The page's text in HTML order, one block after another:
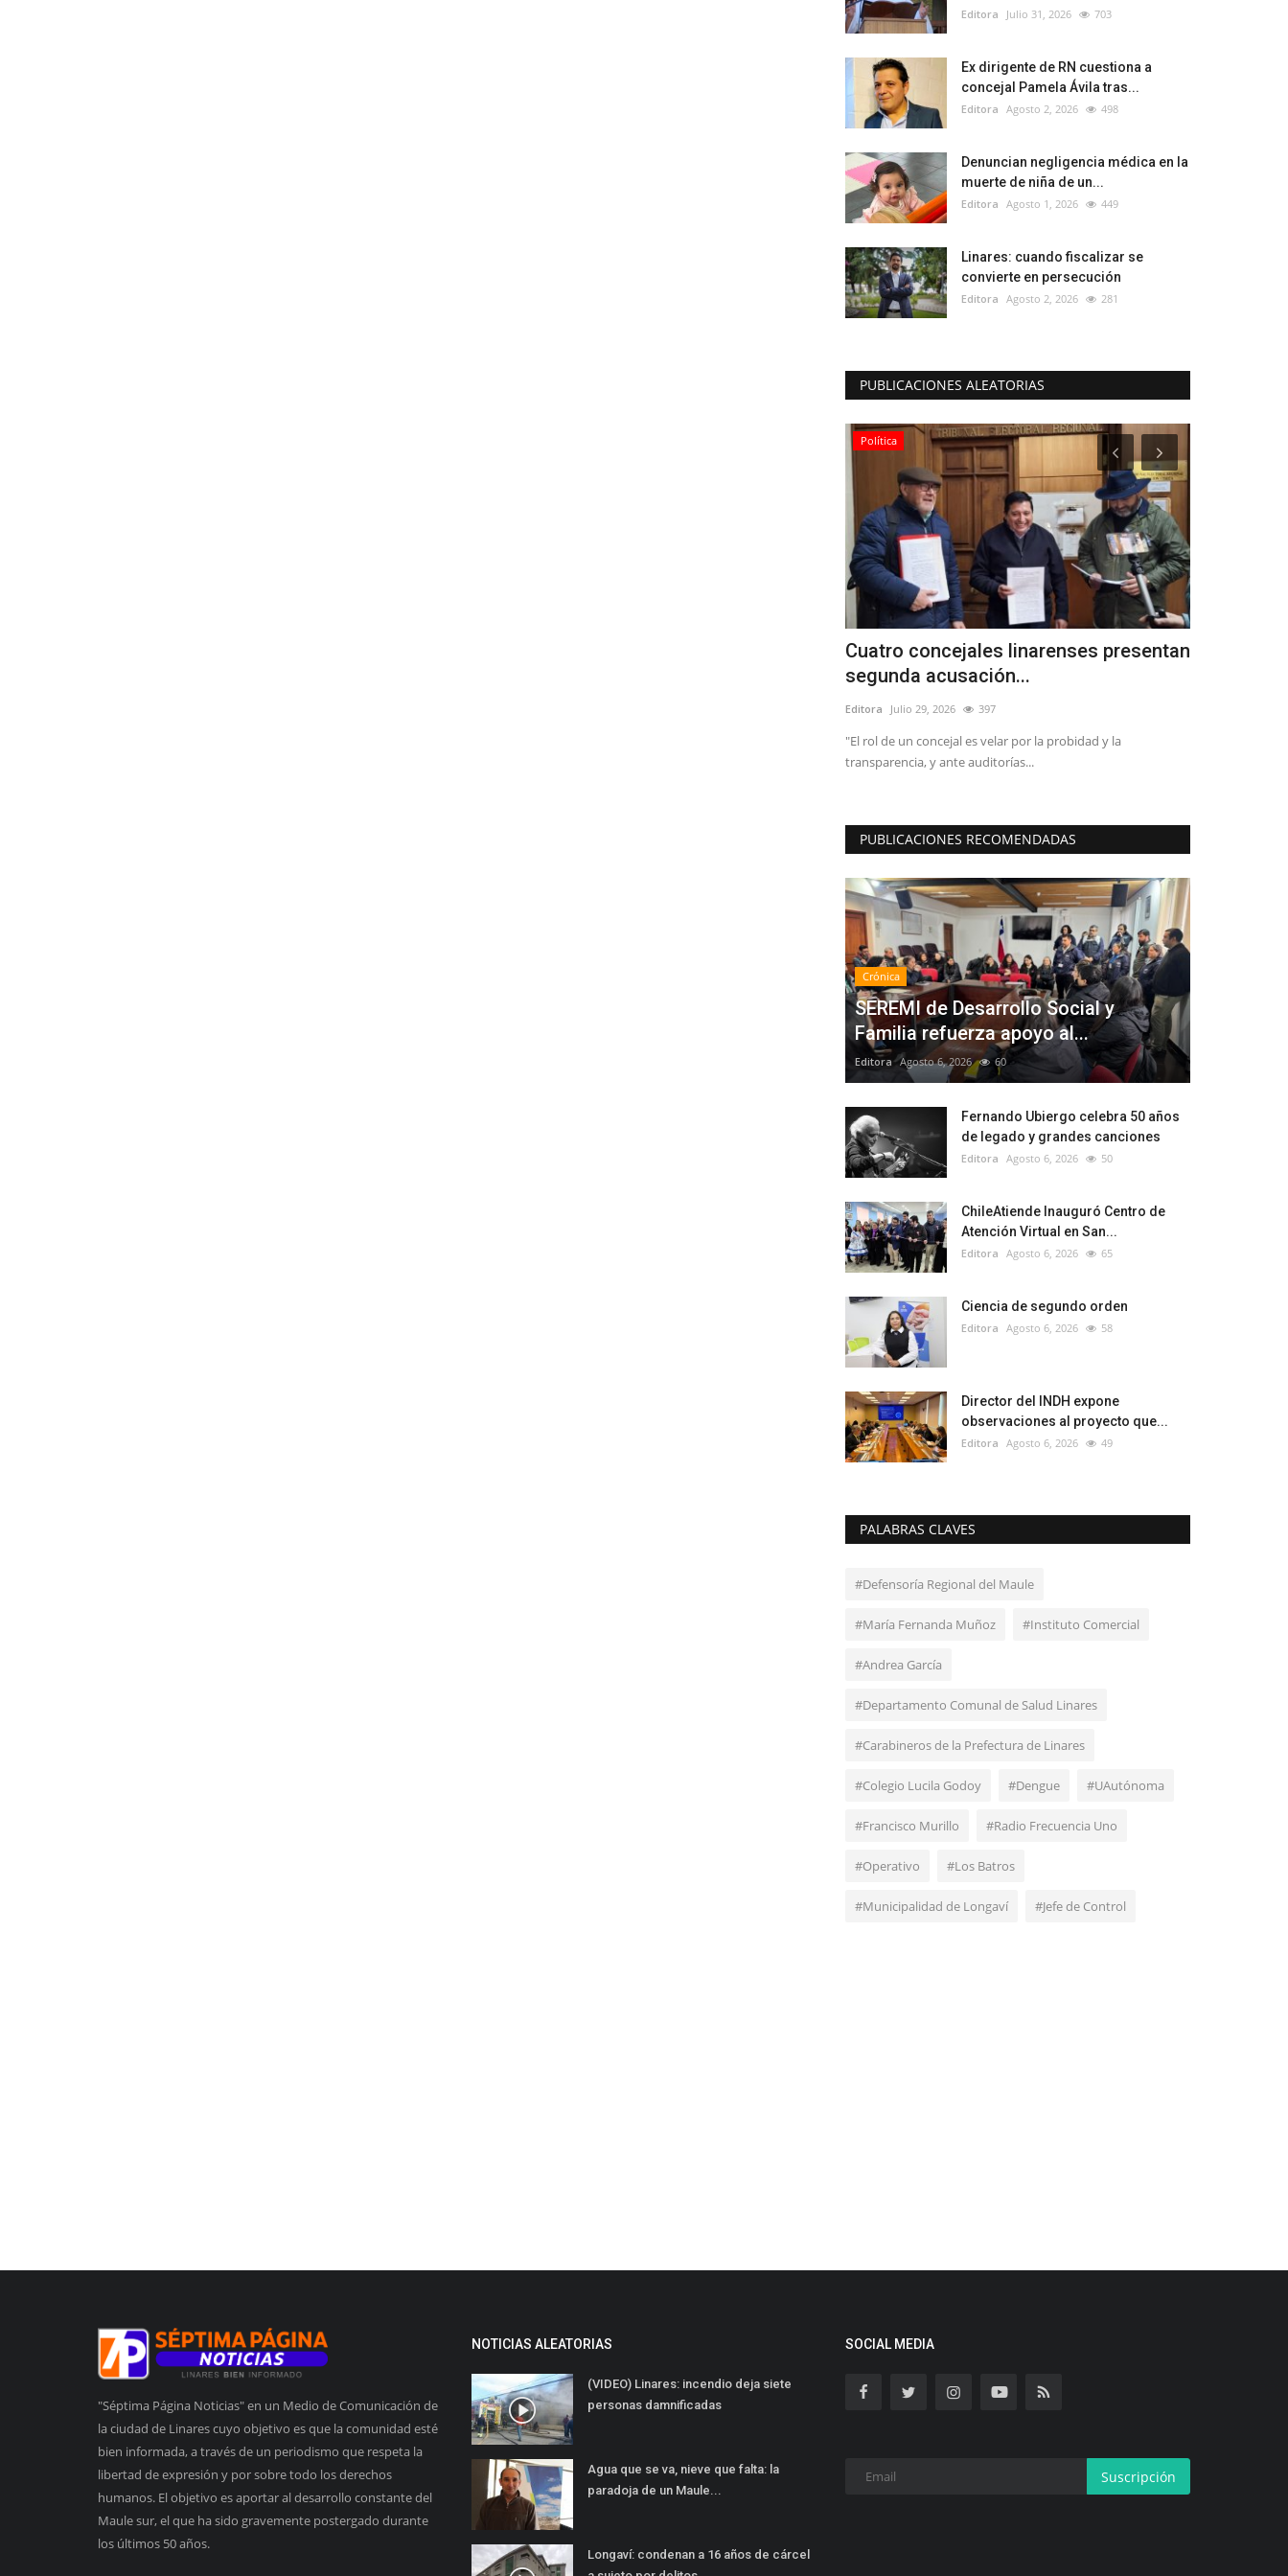
Editora Julio 31, 2026 703
Ex dirigente de RN cuestiona a
concejal Pamela Ávila tras...
Editora Agosto 2, 2026 498
Denuncian negligencia médica en la
muerte de niña de un...
Editora Agosto 1, 2026 449
Linares: cuando fiscalizar se
convierte en persecución
Editora Agosto 2, 2026 281
PUBLICACIONES ALEATORIAS
Política
Cuatro concejales linarenses presentan
segunda acusación...
Editora Julio 29, 2026 397
"El rol de un concejal es velar por la probidad y la
transparencia, y ante auditorías...
PUBLICACIONES RECOMENDADAS
Crónica
SEREMI de Desarrollo Social y
Familia refuerza apoyo al...
Editora Agosto 6, 2026 60
Fernando Ubiergo celebra 50 años
de legado y grandes canciones
Editora Agosto 6, 2026 50
ChileAtiende Inauguró Centro de
Atención Virtual en San...
Editora Agosto 6, 2026 65
Ciencia de segundo orden
Editora Agosto 6, 2026 58
Director del INDH expone
observaciones al proyecto que...
Editora Agosto 6, 2026 49
PALABRAS CLAVES
#Defensoría Regional del Maule
#María Fernanda Muñoz #Instituto Comercial
#Andrea García
#Departamento Comunal de Salud Linares
#Carabineros de la Prefectura de Linares
#Colegio Lucila Godoy #Dengue #UAutónoma
#Francisco Murillo #Radio Frecuencia Uno
#Operativo #Los Batros
#Municipalidad de Longaví #Jefe de Control
"Séptima Página Noticias" en un Medio de Comunicación de
la ciudad de Linares cuyo objetivo es que la comunidad esté
bien informada, a través de un periodismo que respeta la
libertad de expresión y por sobre todo los derechos
humanos. El objetivo es aportar al desarrollo constante del
Maule sur, el que ha sido gravemente postergado durante
los últimos 50 años.
NOTICIAS ALEATORIAS
(VIDEO) Linares: incendio deja siete
personas damnificadas
Agua que se va, nieve que falta: la
paradoja de un Maule...
Longaví: condenan a 16 años de cárcel
SOCIAL MEDIA
Suscripción